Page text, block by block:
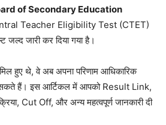
of Secondary Education
Teacher Eligibility Test (CTET)
जारी कर दिया गया है।
हुए थे, वे अब अपना परिणाम आधिकारिक
हैं। इस आर्टिकल में आपको Result Link,
Cut Off, और अन्य महत्वपूर्ण जानकारी दी